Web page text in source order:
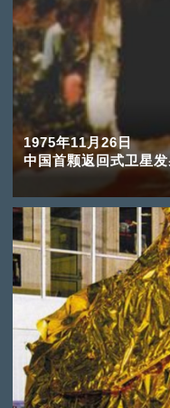
1975年11月26日
中国首颗返回式卫星